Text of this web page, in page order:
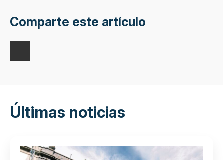
Comparte este artículo
Últimas noticias